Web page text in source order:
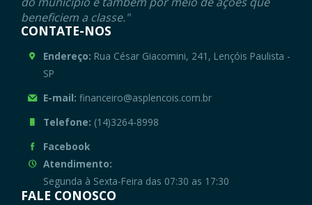
beneficiem a classe."
CONTATE-NOS
Endereço: Rua César Giacomini, 241, Lençóis Paulista -
SP
E-mail: financeiro@asplencois.com.br
Telefone: (14)3264-8998
Facebook
Atendimento:
Segunda à Sexta-Feira das 07:30 as 17:30
FALE CONOSCO